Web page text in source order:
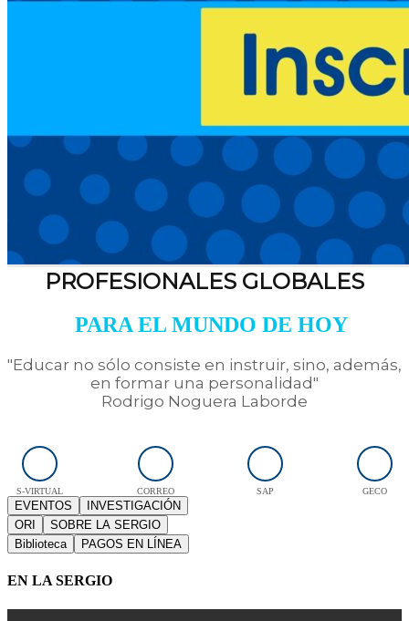
PROFESIONALES GLOBALES
PARA EL MUNDO DE HOY
"Educar no sólo consiste en instruir, sino, además,
en formar una personalidad"
Rodrigo Noguera Laborde
S-VIRTUAL CORREO SAP GECO
EVENTOS
INVESTIGACIÓN
ORI
SOBRE LA SERGIO
Biblioteca
PAGOS EN LÍNEA
EN LA SERGIO